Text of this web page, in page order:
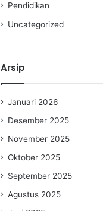
Pendidikan
Uncategorized
Arsip
Januari 2026
Desember 2025
November 2025
Oktober 2025
September 2025
Agustus 2025